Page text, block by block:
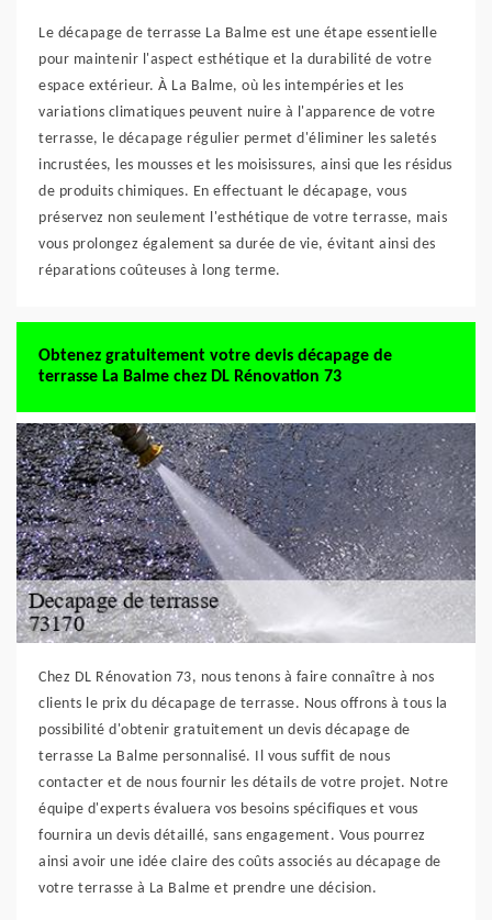
Le décapage de terrasse La Balme est une étape essentielle
pour maintenir l'aspect esthétique et la durabilité de votre
espace extérieur. À La Balme, où les intempéries et les
variations climatiques peuvent nuire à l'apparence de votre
terrasse, le décapage régulier permet d'éliminer les saletés
incrustées, les mousses et les moisissures, ainsi que les résidus
de produits chimiques. En effectuant le décapage, vous
préservez non seulement l'esthétique de votre terrasse, mais
vous prolongez également sa durée de vie, évitant ainsi des
réparations coûteuses à long terme.
Obtenez gratuitement votre devis décapage de
terrasse La Balme chez DL Rénovation 73
Chez DL Rénovation 73, nous tenons à faire connaître à nos
clients le prix du décapage de terrasse. Nous offrons à tous la
possibilité d'obtenir gratuitement un devis décapage de
terrasse La Balme personnalisé. Il vous suffit de nous
contacter et de nous fournir les détails de votre projet. Notre
équipe d'experts évaluera vos besoins spécifiques et vous
fournira un devis détaillé, sans engagement. Vous pourrez
ainsi avoir une idée claire des coûts associés au décapage de
votre terrasse à La Balme et prendre une décision.